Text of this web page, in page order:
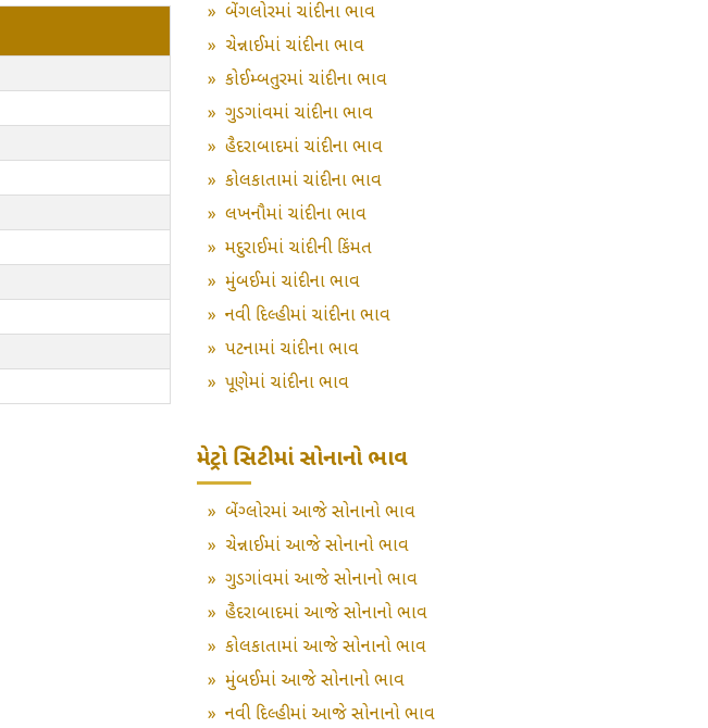
» બેંગલોરમાં ચાંદીના ભાવ
» ચેન્નાઈમાં ચાંદીના ભાવ
» કોઈમ્બતુરમાં ચાંદીના ભાવ
» ગુડગાંવમાં ચાંદીના ભાવ
» હૈદરાબાદમાં ચાંદીના ભાવ
» કોલકાતામાં ચાંદીના ભાવ
» લખનૌમાં ચાંદીના ભાવ
» મદુરાઈમાં ચાંદીની કિંમત
» મુંબઈમાં ચાંદીના ભાવ
» નવી દિલ્હીમાં ચાંદીના ભાવ
» પટનામાં ચાંદીના ભાવ
» પૂણેમાં ચાંદીના ભાવ
મેટ્રો સિટીમાં સોનાનો ભાવ
» બેંગ્લોરમાં આજે સોનાનો ભાવ
» ચેન્નાઈમાં આજે સોનાનો ભાવ
» ગુડગાંવમાં આજે સોનાનો ભાવ
» હૈદરાબાદમાં આજે સોનાનો ભાવ
» કોલકાતામાં આજે સોનાનો ભાવ
» મુંબઈમાં આજે સોનાનો ભાવ
» નવી દિલ્હીમાં આજે સોનાનો ભાવ